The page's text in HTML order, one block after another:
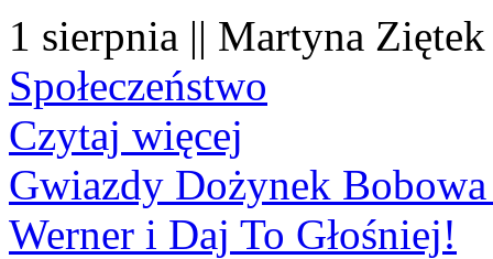
1 sierpnia || Martyna
Społeczeństwo
Czytaj więcej
Gwiazdy Dożynek Bobowa
Werner i Daj To Głośniej!